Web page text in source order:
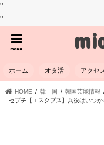
"
"
menu
ホーム オタ活 アクセ
HOME 韓 国 韓国芸能情報
セブチ【エスクプス】兵役はいつ